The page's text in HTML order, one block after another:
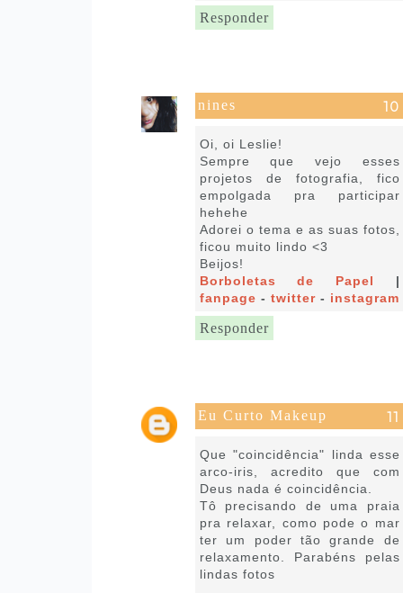
Responder
nines
Oi, oi Leslie!
Sempre que vejo esses
projetos de fotografia, fico
empolgada pra participar
hehehe
Adorei o tema e as suas fotos,
ficou muito lindo <3
Beijos!
Borboletas de Papel
|
fanpage - twitter - instagram
Responder
Eu Curto Makeup
Que "coincidência" linda esse
arco-iris, acredito que com
Deus nada é coincidência.
Tô precisando de uma praia
pra relaxar, como pode o mar
ter um poder tão grande de
relaxamento. Parabéns pelas
lindas fotos